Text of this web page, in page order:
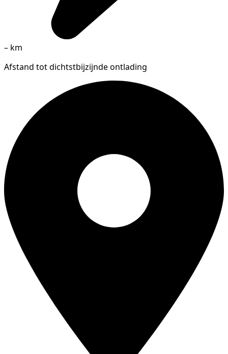
– km
Afstand tot dichtstbijzijnde ontlading